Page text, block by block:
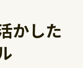
かした